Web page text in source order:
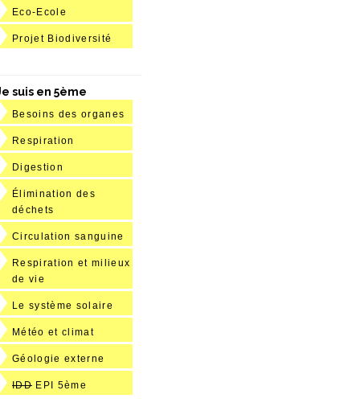
Eco-Ecole
Projet Biodiversité
suis en 5ème
Besoins des organes
Respiration
Digestion
Élimination des
déchets
Circulation sanguine
Respiration et milieux
de vie
Le système solaire
Météo et climat
Géologie externe
IDD EPI 5ème